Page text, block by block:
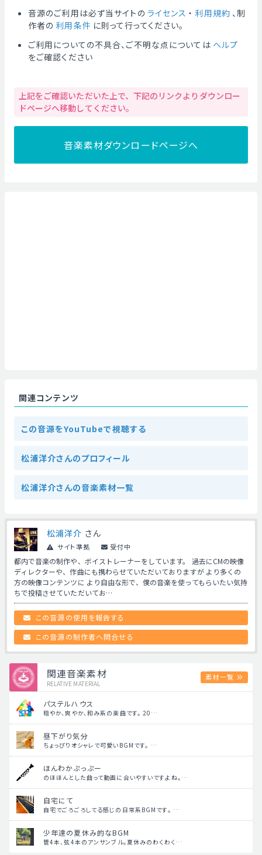
音源のご利用は必ず当サイトの ライセンス ・ 利用規約 、制
作者の 利用条件 に則って行ってください。
ご利用についての不具合、ご不明な点については ヘルプ
をご確認ください
上記をご確認いただいた上で、下記のリンクよりダウンロー
ドページへ移動してください。
音楽素材ダウンロードページへ
関連コンテンツ
この音源をYouTubeで視聴する
松浦洋介さんのプロフィール
松浦洋介さんの音楽素材一覧
松浦洋介 さん
サイト準拠 受付中
都内で音楽の制作や、ボイストレーナーをしています。 過去にCMの映像
ディレクターや、作曲にも携わらせていただいておりますが より多くの
方の映像コンテンツに より自由な形で、僕の音楽を使ってもらいたい気持
ちで投稿させていただいてお…
この音源の使用を報告する
この音源の制作者へ問合せる
関連音楽素材
RELATIVE MATERIAL
素材一覧
パステルハウス
穏やか、爽やか、和み系の楽曲です。 20…
昼下がり気分
ちょっぴりオシャレで可愛いBGMです。 …
ほんわかぷっぷー
のほほんとした曲って動画に合いやすいですよね。…
自宅にて
自宅でごろごろしてる感じの日常系BGMです。 …
少年達の夏休み的なBGM
管4本、弦4本のアンサンブル。夏休みのわくわく…